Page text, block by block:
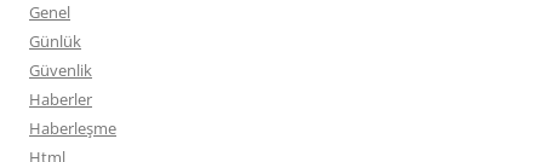
Genel
Günlük
Güvenlik
Haberler
Haberleşme
Html